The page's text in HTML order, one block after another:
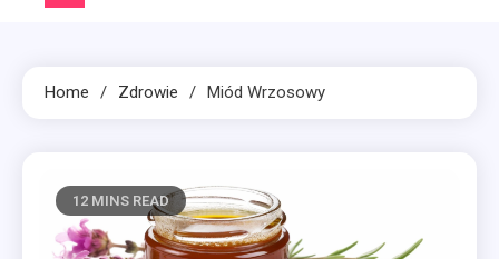
Home Zdrowie Miód Wrzosowy
12 MINS READ